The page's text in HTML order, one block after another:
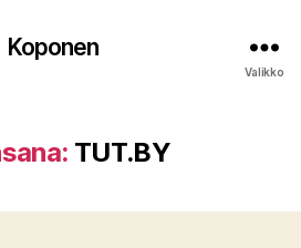
Koponen
Valikko
TUT.BY